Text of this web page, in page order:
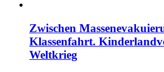
Zwischen
Klassenfahrt.
Weltkrieg